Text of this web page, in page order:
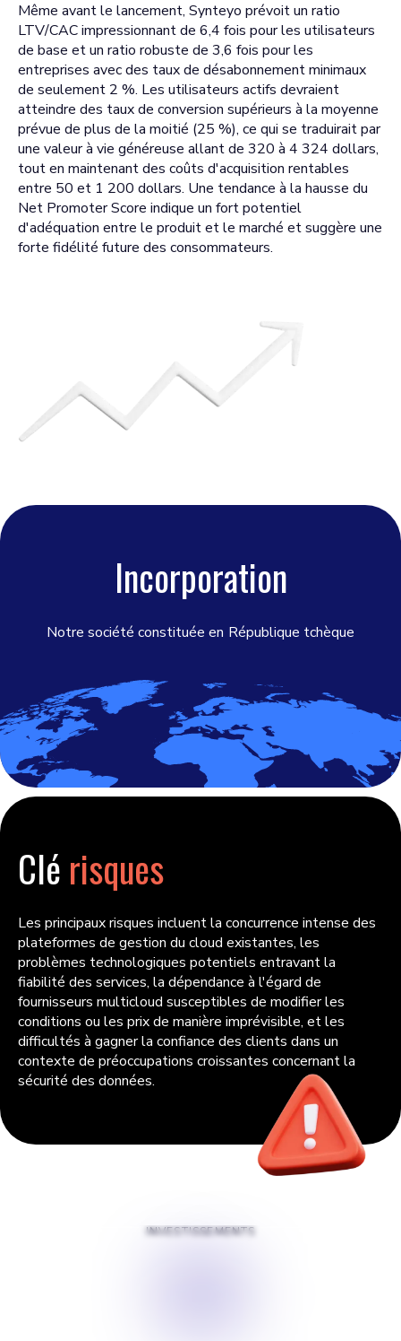
Même avant le lancement, Synteyo prévoit un ratio
LTV/CAC impressionnant de 6,4 fois pour les utilisateurs
de base et un ratio robuste de 3,6 fois pour les
entreprises avec des taux de désabonnement minimaux
de seulement 2 %. Les utilisateurs actifs devraient
atteindre des taux de conversion supérieurs à la moyenne
prévue de plus de la moitié (25 %), ce qui se traduirait par
une valeur à vie généreuse allant de 320 à 4 324 dollars,
tout en maintenant des coûts d'acquisition rentables
entre 50 et 1 200 dollars. Une tendance à la hausse du
Net Promoter Score indique un fort potentiel
d'adéquation entre le produit et le marché et suggère une
forte fidélité future des consommateurs.
Incorporation
Notre société constituée en République tchèque
Clé risques
Les principaux risques incluent la concurrence intense des
plateformes de gestion du cloud existantes, les
problèmes technologiques potentiels entravant la
fiabilité des services, la dépendance à l'égard de
fournisseurs multicloud susceptibles de modifier les
conditions ou les prix de manière imprévisible, et les
difficultés à gagner la confiance des clients dans un
contexte de préoccupations croissantes concernant la
sécurité des données.
INVESTISSEMENTS